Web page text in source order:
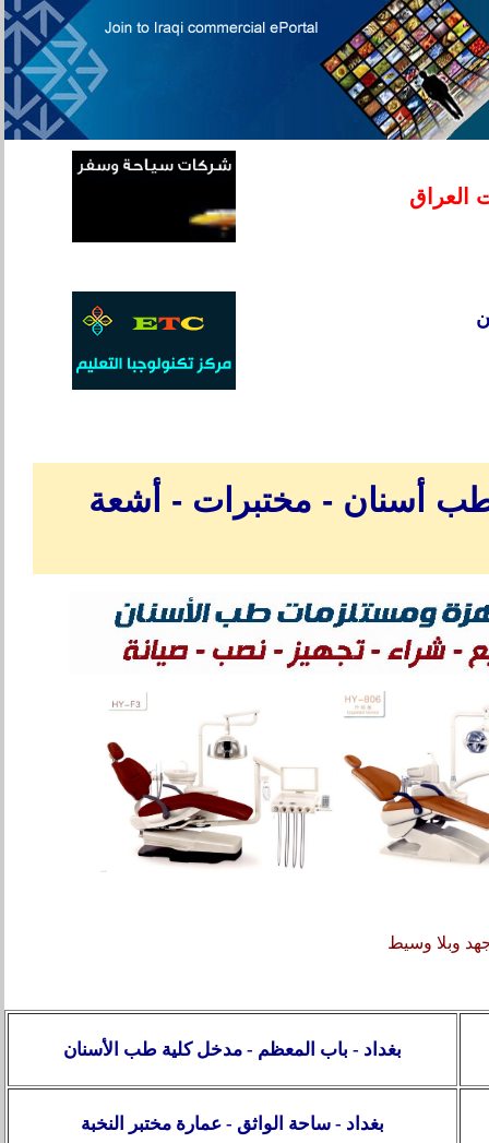
العراق
أسنان - مختبرات - أشعة
وبلا وسيط
بغداد - باب المعظم - مدخل كلية طب الأسنان
بغداد - ساحة الواثق - عمارة مختبر النخبة